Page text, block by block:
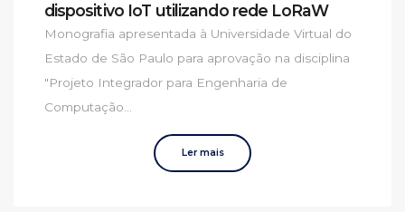
dispositivo IoT utilizando rede LoRaW
Monografia apresentada à Universidade Virtual do
Estado de São Paulo para aprovação na disciplina
"Projeto Integrador para Engenharia de
Computação...
Ler mais